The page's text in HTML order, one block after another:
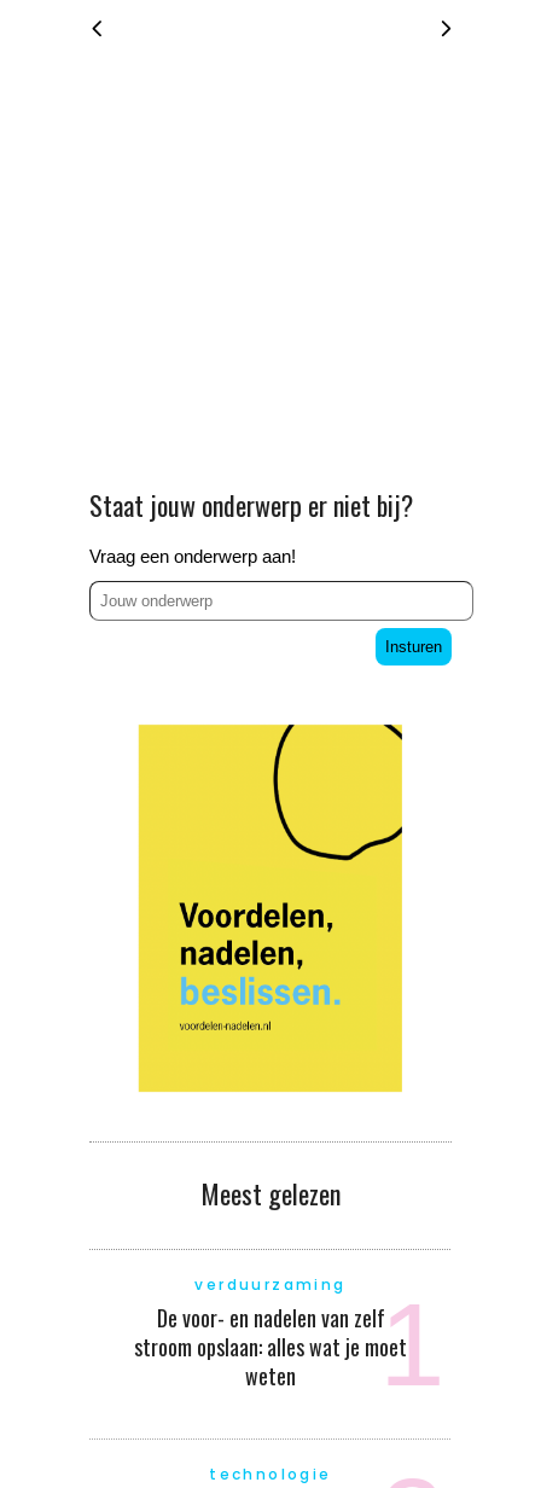
Staat jouw onderwerp er niet bij?
Vraag een onderwerp aan!
Insturen
Meest gelezen
verduurzaming
De voor- en nadelen van zelf
stroom opslaan: alles wat je moet
weten
technologie